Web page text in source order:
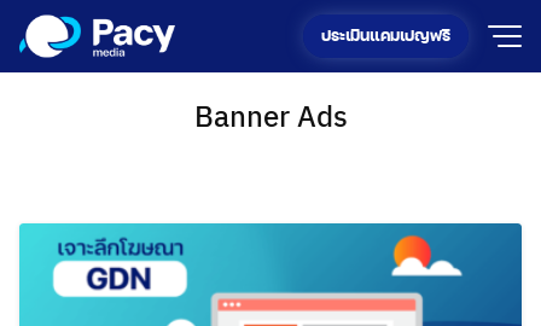
Skip
content
ประเมินแคมเปญฟรี
Banner Ads